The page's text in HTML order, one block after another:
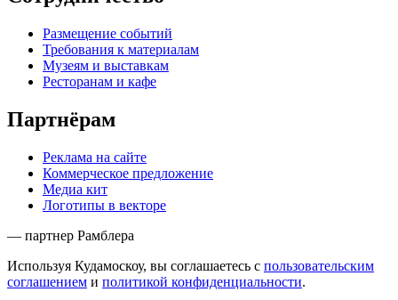
Размещение событий
Требования к материалам
Музеям и выставкам
Ресторанам и кафе
Партнёрам
Реклама на сайте
Коммерческое предложение
Медиа кит
Логотипы в векторе
— партнер Рамблера
Используя Кудамоскоу, вы соглашаетесь с пользовательским
соглашением и политикой конфиденциальности.